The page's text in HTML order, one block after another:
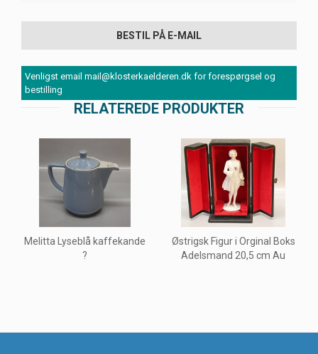
BESTIL PÅ E-MAIL
Venligst email mail@klosterkaelderen.dk for forespørgsel og
bestilling
RELATEREDE PRODUKTER
Melitta Lyseblå kaffekande
?
Østrigsk Figur i Orginal Boks
Adelsmand 20,5 cm Au